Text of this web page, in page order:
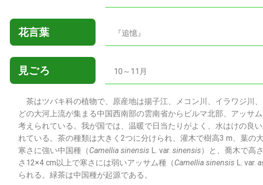
花言葉 『追憶』
見ごろ 10～11月
茶はツバキ科の植物で、原産地は揚子江、メコン川、イラワジ川
どの大河上流が集まる中国西南部の雲南省からビルマ北部、アッサ
考えられている。我が国では、温暖で日当たりがよく、水はけの良
れている。茶の種類は大きく2つに分けられ、灌木で樹高3 m、葉の
寒さに強い中国種（Camellia sinensis L. var. sinensis）と、喬木で高
さ12×4 cm以上で寒さには弱いアッサム種（Camellia sinensis L. var.
られる。緑茶は中国種が起源である。